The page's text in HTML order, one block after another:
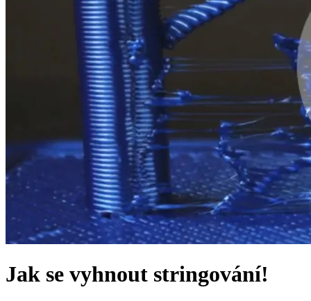
Jak se vyhnout stringování!